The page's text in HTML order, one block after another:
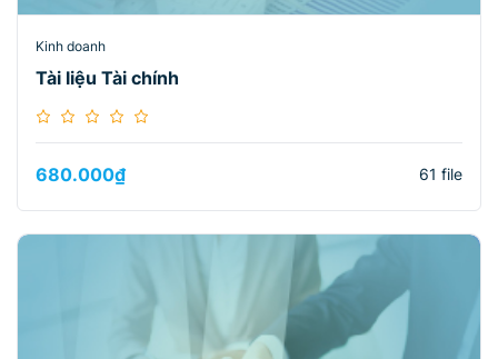
Kinh doanh
Tài liệu Tài chính
680.000₫ 61 file